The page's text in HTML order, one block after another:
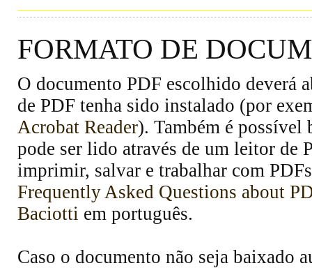
FORMATO DE
O documento PDF escolhido deverá
de PDF tenha sido instalado (por
Acrobat Reader). Também é possível
pode ser lido através de um leitor de
imprimir, salvar e trabalhar com
Frequently Asked Questions about
Baciotti em português.
Caso o documento não seja baixado